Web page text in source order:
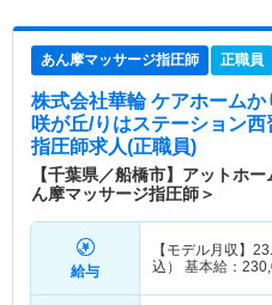
あん摩マッサージ指圧師 正職員
株式会社華輪 ケアホーム
咲が丘/りはステーション西
指圧師求人(正職員)
【千葉県／船橋市】アットホ
ん摩マッサージ指圧師＞
給与
【モデル月収】
込） 基本給：